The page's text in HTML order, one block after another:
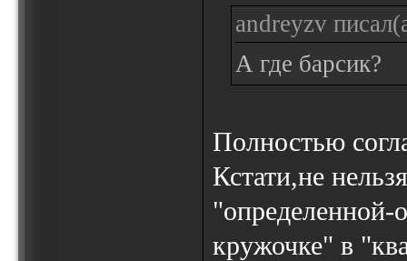
andreyzv
А где барсик?
Полностью
Кстати,не
кружочке" в